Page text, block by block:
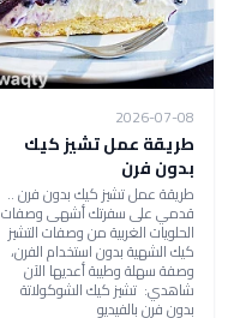
2026-07-08
طريقة عمل تشيز كيك
بدون فرن
طريقة عمل تشيز كيك بدون فرن ..
قدمي على سفرتك أشهى وصفات
الحلويات الغربية من وصفات التشيز
كيك الشهية بدون استخدام الفرن،
وصفة سهلة وطيبة أعديها الآن
شاهدي: تشيز كيك الشوكولاتة
بدون فرن بالفيديو